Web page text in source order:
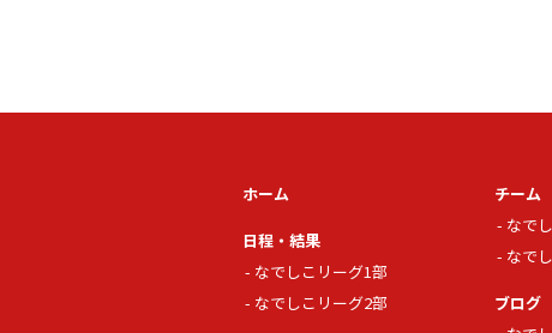
ホーム
日程・結果
なでしこリーグ1部
なでしこリーグ2部
チーム
なで
なで
ブログ